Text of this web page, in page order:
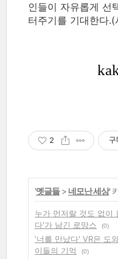
인들이 자유롭게 선
터주기를 기대한다
2 구
'옛글들> 네모난 세상'
누가 먼저랄 것도 없이
다'가 남긴 로망스
(0)
'너를 만났다' VR은 도
이들의 기억
(0)